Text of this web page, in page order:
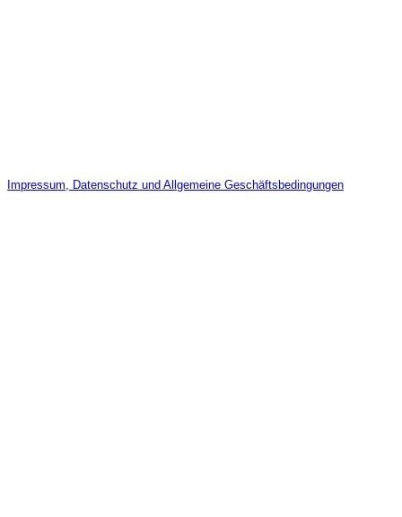
Impressum, Datenschutz und Allgemeine Geschäftsbedingungen